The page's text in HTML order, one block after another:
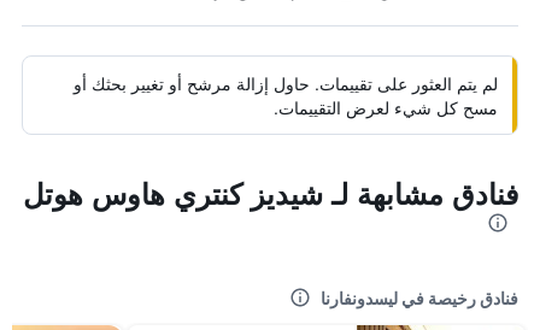
لم يتم العثور على تقييمات. حاول إزالة مرشح أو تغيير بحثك أو
مسح كل شيء لعرض التقييمات.
فنادق مشابهة لـ شيديز كنتري هاوس هوتل
فنادق رخيصة في ليسدونفارنا